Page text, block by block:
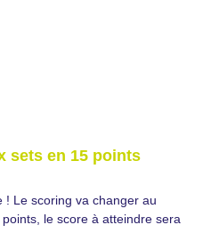
sets en 15 points
! Le scoring va changer au
le score à atteindre sera